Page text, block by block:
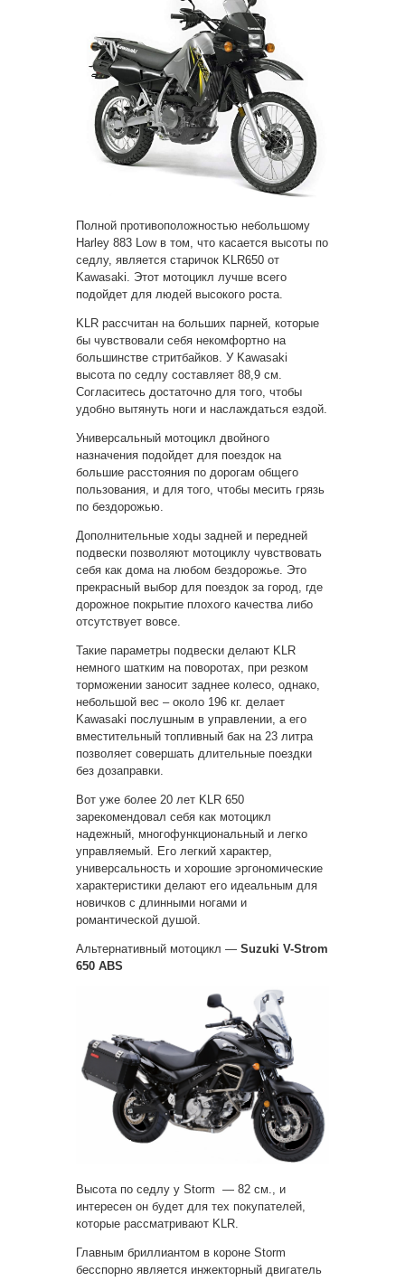
Полной противоположностью небольшому
Harley 883 Low в том, что касается высоты по
седлу, является старичок KLR650 от
Kawasaki. Этот мотоцикл лучше всего
подойдет для людей высокого роста.
KLR рассчитан на больших парней, которые
бы чувствовали себя некомфортно на
большинстве стритбайков. У Kawasaki
высота по седлу составляет 88,9 см.
Согласитесь достаточно для того, чтобы
удобно вытянуть ноги и наслаждаться ездой.
Универсальный мотоцикл двойного
назначения подойдет для поездок на
большие расстояния по дорогам общего
пользования, и для того, чтобы месить грязь
по бездорожью.
Дополнительные ходы задней и передней
подвески позволяют мотоциклу чувствовать
себя как дома на любом бездорожье. Это
прекрасный выбор для поездок за город, где
дорожное покрытие плохого качества либо
отсутствует вовсе.
Такие параметры подвески делают KLR
немного шатким на поворотах, при резком
торможении заносит заднее колесо, однако,
небольшой вес – около 196 кг. делает
Kawasaki послушным в управлении, а его
вместительный топливный бак на 23 литра
позволяет совершать длительные поездки
без дозаправки.
Вот уже более 20 лет KLR 650
зарекомендовал себя как мотоцикл
надежный, многофункциональный и легко
управляемый. Его легкий характер,
универсальность и хорошие эргономические
характеристики делают его идеальным для
новичков с длинными ногами и
романтической душой.
Альтернативный мотоцикл — Suzuki V-Strom
650 ABS
Высота по седлу у Storm — 82 см., и
интересен он будет для тех покупателей,
которые рассматривают KLR.
Главным бриллиантом в короне Storm
бесспорно является инжекторный двигатель